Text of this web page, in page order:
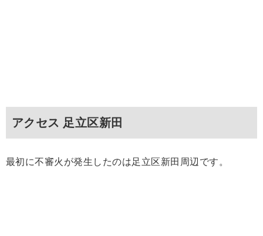
アクセス 足立区新田
最初に不審火が発生したのは足立区新田周辺です。